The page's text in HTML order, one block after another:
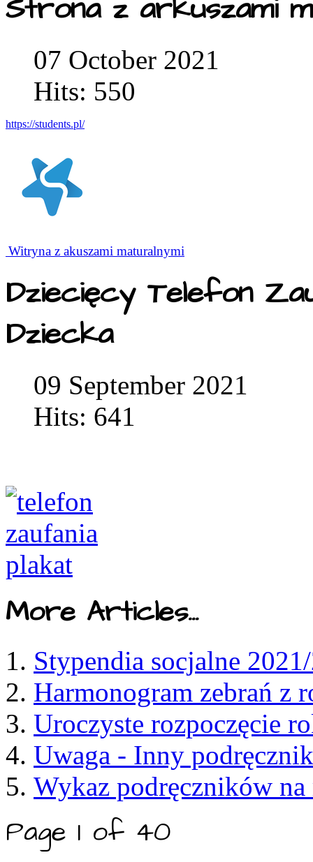
Strona z arkuszami
07 October 2021
Hits: 550
https://students.pl/
Witryna z akuszami maturalnymi
Dziecięcy Telefon
Dziecka
09 September 2021
Hits: 641
More Articles...
Stypendia socjalne
Harmonogram zebrań z
Uroczyste rozpoczęcie
Uwaga - Inny
Wykaz podręczników
Page 1 of 40